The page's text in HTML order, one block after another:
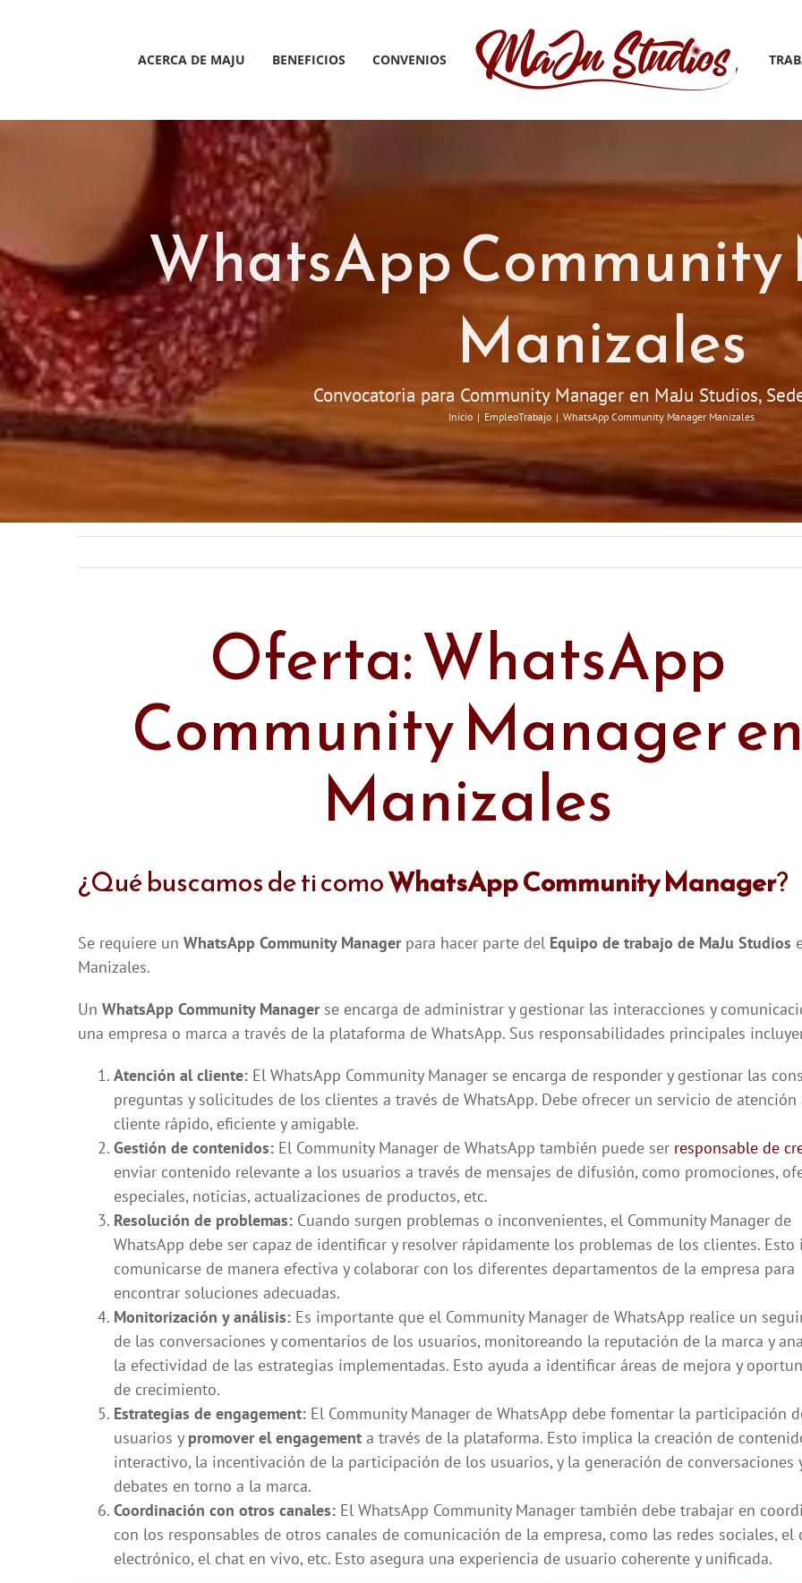
ACERCA DE MAJU BENEFICIOS CONVENIOS
WhatsApp
Manizales
Convocatoria para Community Manager en MaJu Studios,
Inicio EmpleoTrabajo WhatsApp Community Manager Manizales
Oferta: WhatsApp
Community Manager en
Manizales
¿Qué buscamos de ti comoWhatsApp Community Manager?
Se requiere un WhatsApp Community Managerpara hacer parte del Equipo de trabajo de MaJu Studios
Manizales.
Un WhatsApp Community Managerse encarga de administrar y gestionar las interacciones y
una empresa o marca a través de la plataforma de WhatsApp. Sus responsabilidades principales
Atención al cliente:El WhatsApp Community Manager se encarga de responder y gestionar las
preguntas y solicitudes de los clientes a través de WhatsApp. Debe ofrecer un servicio de atención
cliente rápido, eficiente y amigable.
Gestión de contenidos:El Community Manager de WhatsApp también puede ser responsable de
enviar contenido relevante a los usuarios a través de mensajes de difusión, como promociones,
especiales, noticias, actualizaciones de productos, etc.
Resolución de problemas:Cuando surgen problemas o inconvenientes, el Community Manager de
WhatsApp debe ser capaz de identificar y resolver rápidamente los problemas de los clientes. Esto
comunicarse de manera efectiva y colaborar con los diferentes departamentos de la empresa para
encontrar soluciones adecuadas.
Monitorización y análisis:Es importante que el Community Manager de WhatsApp realice un
de las conversaciones y comentarios de los usuarios, monitoreando la reputación de la marca y
la efectividad de las estrategias implementadas. Esto ayuda a identificar áreas de mejora y
de crecimiento.
Estrategias de engagement:El Community Manager de WhatsApp debe fomentar la participación
usuarios y promover el engagementa través de la plataforma. Esto implica la creación de
interactivo, la incentivación de la participación de los usuarios, y la generación de conversaciones
debates en torno a la marca.
Coordinación con otros canales:El WhatsApp Community Manager también debe trabajar en
con los responsables de otros canales de comunicación de la empresa, como las redes sociales, el
electrónico, el chat en vivo, etc. Esto asegura una experiencia de usuario coherente y unificada.